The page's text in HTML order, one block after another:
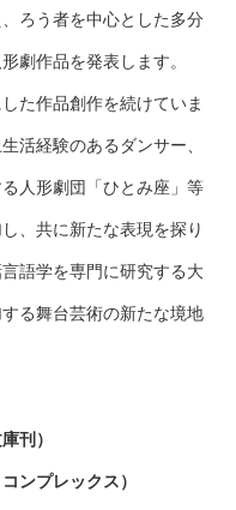
ろう者を中心とした多分
劇作品を発表します。
た作品創作を続けていま
活経験のあるダンサー、
人形劇団「ひとみ座」等
、共に新たな表現を探り
語学を専門に研究する大
る舞台芸術の新たな境地
刊）
ンプレックス）